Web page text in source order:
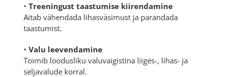
• Treeningust taastumise kiirendamine
Aitab vähendada lihasväsimust ja parandada
taastumist.
• Valu leevendamine
Toimib loodusliku valuvaigistina liiges-, lihas- ja
seljavalude korral.